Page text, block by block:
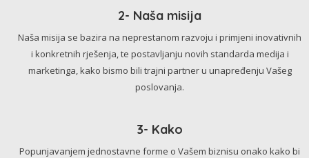
2- Naša misija
Naša misija se bazira na neprestanom razvoju i primjeni inovativnih
i konkretnih rješenja, te postavljanju novih standarda medija i
marketinga, kako bismo bili trajni partner u unapređenju Vašeg
poslovanja.
3- Kako
Popunjavanjem jednostavne forme o Vašem biznisu onako kako bi